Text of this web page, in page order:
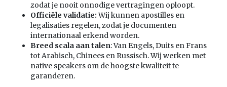
zodat je nooit onnodige vertragingen oploopt.
Officiële validatie:Wij kunnen apostilles en
legalisaties regelen, zodat je documenten
internationaal erkend worden.
Breed scala aan talen: Van Engels, Duits en Frans
tot Arabisch, Chinees en Russisch. Wij werken met
native speakers om de hoogste kwaliteit te
garanderen.